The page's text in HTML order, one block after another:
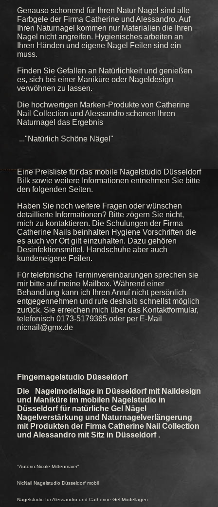
Genauso schonend für Ihren Natur Nagel sind alle
Farbgele der Firma Catherine und Alessandro. Auf
Ihren Naturnagel kommen nur Materialien die Ihren
Nagel nicht angreifen. Hygienisches arbeiten an
Ihren Händen und eigene Nagel Feilen sind ein
muss.
Finden Sie Gefallen an Natürlichkeit und genießen
es, sich bei einer Maniküre oder Nageldesign
verwöhnen zu lassen.
Die hochwertigen Marken-Produkte von Catherine
Nail Collection und Alessandro schonen Ihren
Naturnagel das Ergebnis
..."Natürlich Schöne Nägel"
Eine Preisliste für das mobile Nagelstudio Düsseldorf
Bilk sowie weitere Informationen entnehmen Sie bitte
den folgenden Seiten.
Haben Sie noch weitere Fragen oder wünschen
detaillierte Informationen? Bitte zögern Sie nicht,
mich zu kontaktieren. Die Schulungen der Firma
Catherine Nails beinhalten Hygiene Vorschriften die
es auch vor Ort gilt einzuhalten. Dazu gehören
Desinfektionsmittel, Handschuhe aber auch
kundeneigene Feilen.
Für telefonische Terminvereinbarungen sprechen sie
mir bitte auf meine Mailbox. Während einer
Behandlung kann ich Ihren Anruf nicht persönlich
entgegennehmen und rufe deshalb schnellst möglich
zurück. Sie erreichen mich über das Kontaktformular,
telefonisch 0173-5179365 oder per E-Mail
nicnail@gmx.de
Fingernagelstudio Düsseldorf
Die Nagelmodellage in Düsseldorf mit Naildesign
und Maniküre im mobilen Nagelstudio in
Düsseldorf für natürliche Gel Nägel
Nagelverstärkung und Naturnagelverlängerung
mit Produkten der Firma Catherine Nail Collection
und Alessandro mit Sitz in Düsseldorf .
"Autorin:Nicole Mittenmaier".
NicNail Nagelstudio Düsseldorf mobil
Nagelstudio für Alessandro und Catherine Gel Modellagen